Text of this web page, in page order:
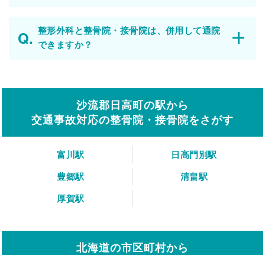
整形外科と整骨院・接骨院は、併用して通院
できますか？
沙流郡日高町の駅から
交通事故対応の整骨院・接骨院をさがす
富川駅
日高門別駅
豊郷駅
清畠駅
厚賀駅
北海道の市区町村から